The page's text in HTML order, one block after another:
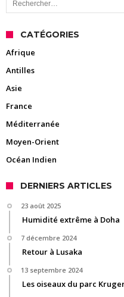
CATÉGORIES
Afrique
Antilles
Asie
France
Méditerranée
Moyen-Orient
Océan Indien
DERNIERS ARTICLES
23 août 2025
Humidité extrême à Doha
7 décembre 2024
Retour à Lusaka
13 septembre 2024
Les oiseaux du parc